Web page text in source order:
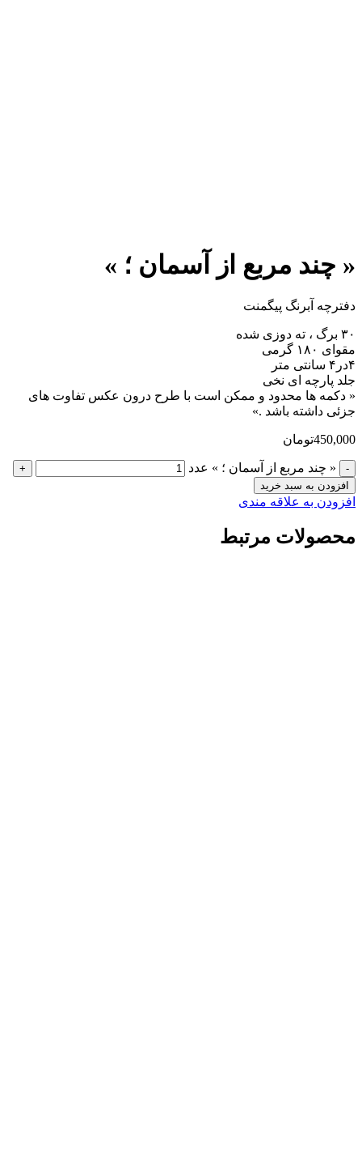
« چند مربع از آسمان ؛ »
دفترچه آبرنگ پیگمنت
۳۰ برگ ، ته دوزی شده
مقوای ۱۸۰ گرمی
۴در۴ سانتی متر
جلد پارچه ای نخی
« دکمه ها محدود و ممکن است با طرح درون عکس تفاوت های
جزئی داشته باشد .»
450,000تومان
- « چند مربع از آسمان ؛ » عدد
+
افزودن به سبد خرید
افزودن به علاقه مندی
محصولات مرتبط